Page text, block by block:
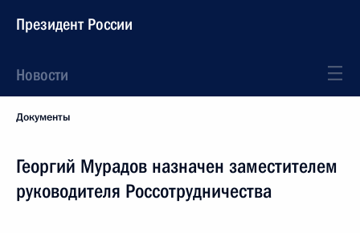
Президент России
Новости
Документы
Георгий Мурадов назначен заместителем
руководителя Россотрудничества